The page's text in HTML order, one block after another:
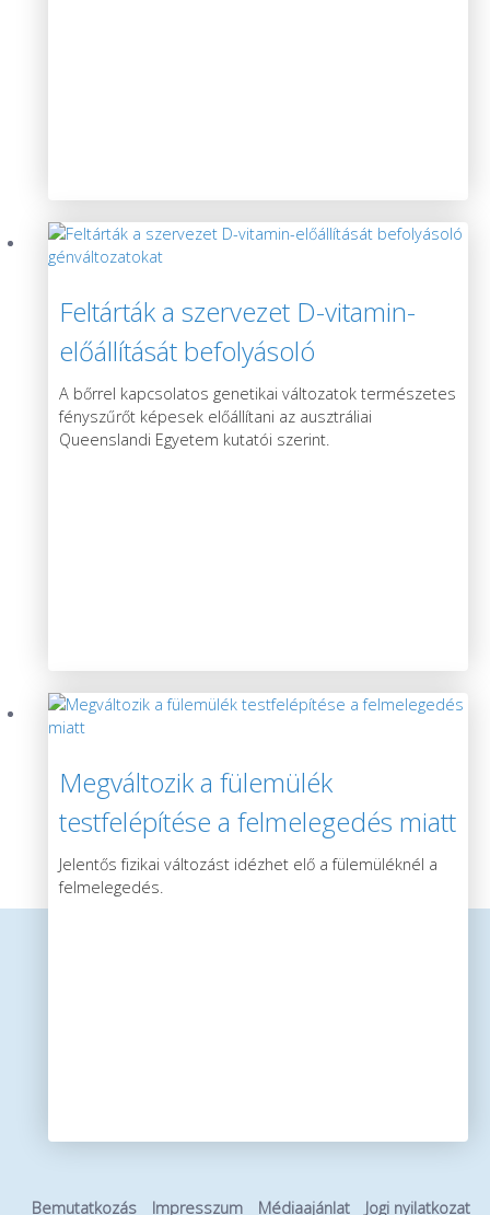
Feltárták a szervezet D-vitamin-
előállítását befolyásoló
génváltozatokat
A bőrrel kapcsolatos genetikai változatok természetes
fényszűrőt képesek előállítani az ausztráliai
Queenslandi Egyetem kutatói szerint.
Megváltozik a fülemülék
testfelépítése a felmelegedés miatt
Jelentős fizikai változást idézhet elő a fülemüléknél a
felmelegedés.
Bemutatkozás Impresszum Médiaajánlat Jogi nyilatkozat